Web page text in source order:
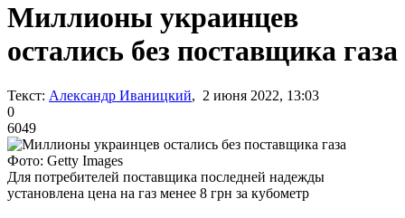
Миллионы украинцев
остались без поставщика газа
Текст: Александр Иваницкий, 2 июня 2022, 13:03
0
6049
Фото: Getty Images
Для потребителей поставщика последней надежды
установлена цена на газ менее 8 грн за кубометр